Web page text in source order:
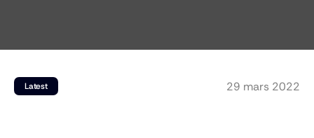
Latest 29 mars 2022